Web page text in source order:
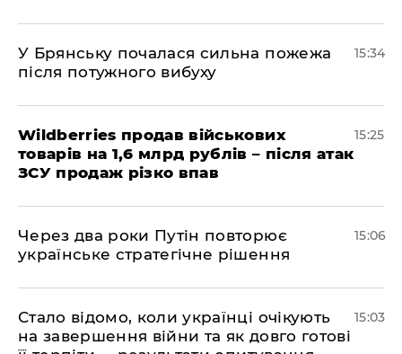
У Брянську почалася сильна пожежа
після потужного вибуху
15:34
Wildberries продав військових
товарів на 1,6 млрд рублів – після атак
ЗСУ продаж різко впав
15:25
Через два роки Путін повторює
українське стратегічне рішення
15:06
Стало відомо, коли українці очікують
на завершення війни та як довго готові
15:03